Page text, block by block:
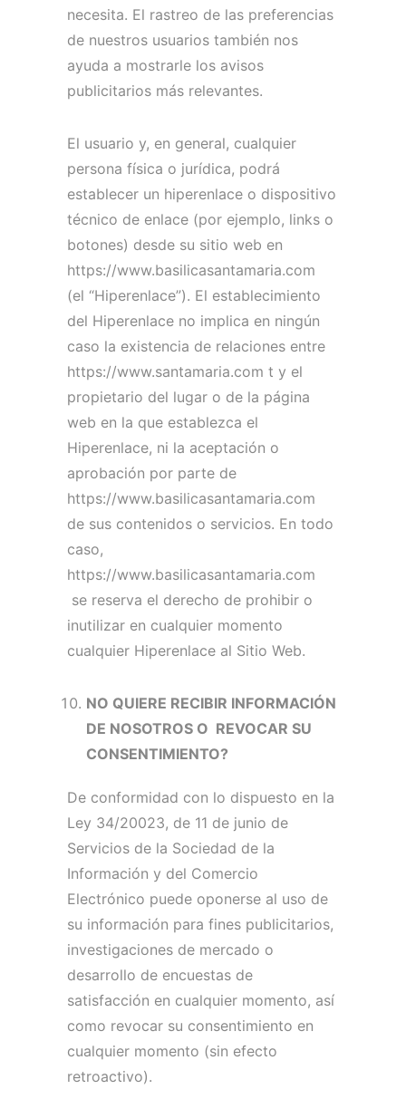
necesita. El rastreo de las preferencias
de nuestros usuarios también nos
ayuda a mostrarle los avisos
publicitarios más relevantes.
El usuario y, en general, cualquier
persona física o jurídica, podrá
establecer un hiperenlace o dispositivo
técnico de enlace (por ejemplo, links o
botones) desde su sitio web en
https://www.basilicasantamaria.com
(el “Hiperenlace”). El establecimiento
del Hiperenlace no implica en ningún
caso la existencia de relaciones entre
https://www.santamaria.com t y el
propietario del lugar o de la página
web en la que establezca el
Hiperenlace, ni la aceptación o
aprobación por parte de
https://www.basilicasantamaria.com
de sus contenidos o servicios. En todo
caso,
https://www.basilicasantamaria.com
se reserva el derecho de prohibir o
inutilizar en cualquier momento
cualquier Hiperenlace al Sitio Web.
NO QUIERE RECIBIR INFORMACIÓN
DE NOSOTROS O REVOCAR SU
CONSENTIMIENTO?
De conformidad con lo dispuesto en la
Ley 34/20023, de 11 de junio de
Servicios de la Sociedad de la
Información y del Comercio
Electrónico puede oponerse al uso de
su información para fines publicitarios,
investigaciones de mercado o
desarrollo de encuestas de
satisfacción en cualquier momento, así
como revocar su consentimiento en
cualquier momento (sin efecto
retroactivo).